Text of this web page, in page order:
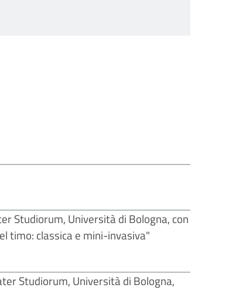
Studiorum, Università di Bologna, con
timo: classica e mini-invasiva"
Studiorum, Università di Bologna,